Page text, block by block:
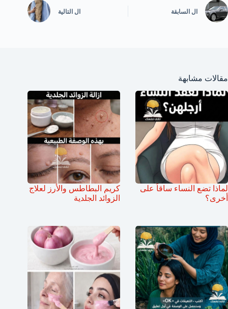
ال السابقة ال التالية
مقالات مشابهة
لماذا تضع النساء ساقاً على
أخرى؟
كريم البطاطس والأرز لعلاج
الزوائد الجلدية